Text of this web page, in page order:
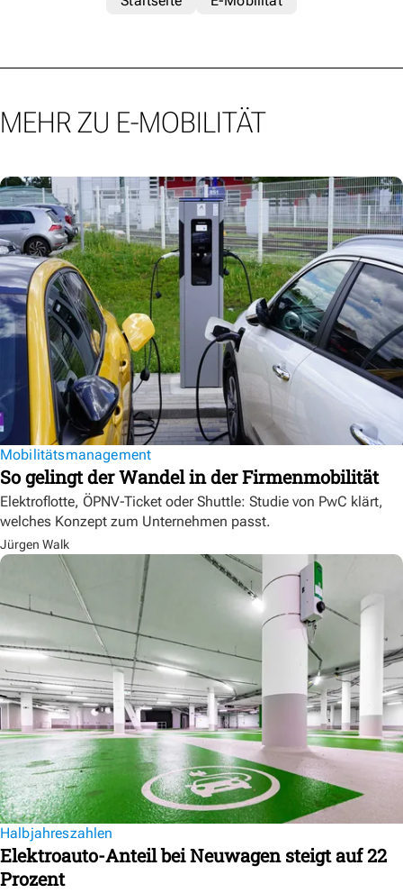
MEHR ZU E-MOBILITÄT
Mobilitätsmanagement
So gelingt der Wandel in der Firmenmobilität
Elektroflotte, ÖPNV-Ticket oder Shuttle: Studie von PwC klärt,
welches Konzept zum Unternehmen passt.
Jürgen Walk
Halbjahreszahlen
Elektroauto-Anteil bei Neuwagen steigt auf 22
Prozent